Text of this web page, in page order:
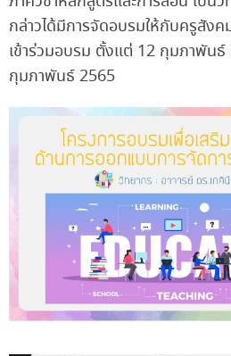
กล่าวได้มีการจัดอบรมให้กับครูสัง
เข้าร่วมอบรม ตั้งแต่ 12 กุมภาพัน
กุมภาพันธ์ 2565